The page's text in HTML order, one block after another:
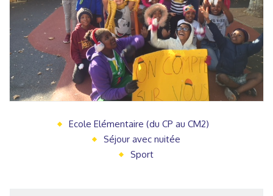
Ecole Elémentaire (du CP au CM2)
Séjour avec nuitée
Sport